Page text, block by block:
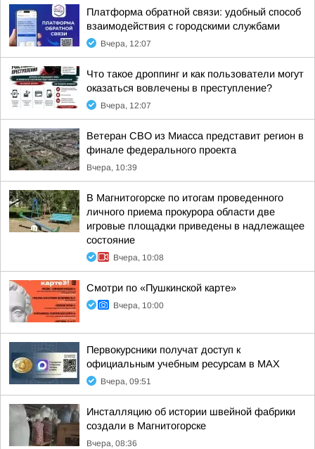
Платформа обратной связи: удобный способ
взаимодействия с городскими службами
Вчера, 12:07
Что такое дроппинг и как пользователи могут
оказаться вовлечены в преступление?
Вчера, 12:07
Ветеран СВО из Миасса представит регион в
финале федерального проекта
Вчера, 10:39
В Магнитогорске по итогам проведенного
личного приема прокурора области две
игровые площадки приведены в надлежащее
состояние
Вчера, 10:08
Смотри по «Пушкинской карте»
Вчера, 10:00
Первокурсники получат доступ к
официальным учебным ресурсам в MAX
Вчера, 09:51
Инсталляцию об истории швейной фабрики
создали в Магнитогорске
Вчера, 08:36